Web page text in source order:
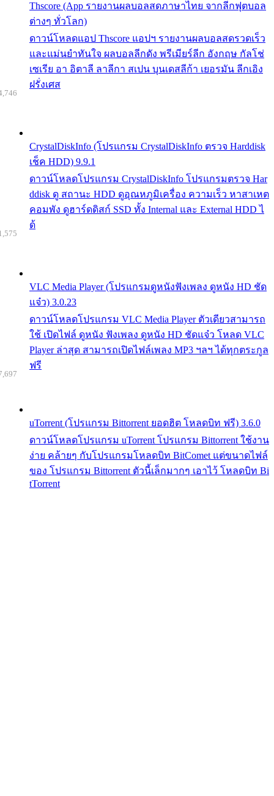
Thscore (App รายงานผลบอลสดภาษาไทย จากลีกฟุตบอล
ต่างๆ ทั่วโลก)
ดาวน์โหลดแอป Thscore แอปฯ รายงานผลบอลสดรวดเร็ว
และแม่นยำทันใจ ผลบอลลีกดัง พรีเมียร์ลีก อังกฤษ กัลโช่
เซเรีย อา อิตาลี ลาลีกา สเปน บุนเดสลีก้า เยอรมัน ลีกเอิง
ฝรั่งเศส
CrystalDiskInfo (โปรแกรม CrystalDiskInfo ตรวจ Harddisk
เช็ค HDD) 9.9.1
ดาวน์โหลดโปรแกรม CrystalDiskInfo โปรแกรมตรวจ Har
ddisk ดู สถานะ HDD ดูอุณหภูมิเครื่อง ความเร็ว หาสาเหต
คอมพัง ดูฮาร์ดดิสก์ SSD ทั้ง Internal และ External HDD ไ
ด้
VLC Media Player (โปรแกรมดูหนังฟังเพลง ดูหนัง HD ชัด
แจ๋ว) 3.0.23
ดาวน์โหลดโปรแกรม VLC Media Player ตัวเดียวสามารถ
ใช้ เปิดไฟล์ ดูหนัง ฟังเพลง ดูหนัง HD ชัดแจ๋ว โหลด VLC
Player ล่าสุด สามารถเปิดไฟล์เพลง MP3 ฯลฯ ได้ทุกตระกูล
ฟรี
uTorrent (โปรแกรม Bittorrent ยอดฮิต โหลดบิท ฟรี) 3.6.0
ดาวน์โหลดโปรแกรม uTorrent โปรแกรม Bittorrent ใช้งาน
ง่าย คล้ายๆ กับโปรแกรมโหลดบิท BitComet แต่ขนาดไฟล์
ของ โปรแกรม Bittorrent ตัวนี้เล็กมากๆ เอาไว้ โหลดบิท Bi
tTorrent